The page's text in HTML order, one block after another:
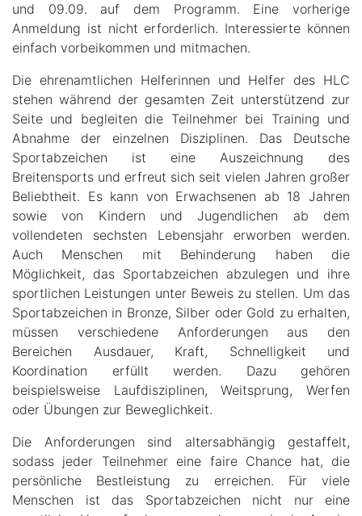
und 09.09. auf dem Programm. Eine vorherige
Anmeldung ist nicht erforderlich. Interessierte können
einfach vorbeikommen und mitmachen.
Die ehrenamtlichen Helferinnen und Helfer des HLC
stehen während der gesamten Zeit unterstützend zur
Seite und begleiten die Teilnehmer bei Training und
Abnahme der einzelnen Disziplinen. Das Deutsche
Sportabzeichen ist eine Auszeichnung des
Breitensports und erfreut sich seit vielen Jahren großer
Beliebtheit. Es kann von Erwachsenen ab 18 Jahren
sowie von Kindern und Jugendlichen ab dem
vollendeten sechsten Lebensjahr erworben werden.
Auch Menschen mit Behinderung haben die
Möglichkeit, das Sportabzeichen abzulegen und ihre
sportlichen Leistungen unter Beweis zu stellen. Um das
Sportabzeichen in Bronze, Silber oder Gold zu erhalten,
müssen verschiedene Anforderungen aus den
Bereichen Ausdauer, Kraft, Schnelligkeit und
Koordination erfüllt werden. Dazu gehören
beispielsweise Laufdisziplinen, Weitsprung, Werfen
oder Übungen zur Beweglichkeit.
Die Anforderungen sind altersabhängig gestaffelt,
sodass jeder Teilnehmer eine faire Chance hat, die
persönliche Bestleistung zu erreichen. Für viele
Menschen ist das Sportabzeichen nicht nur eine